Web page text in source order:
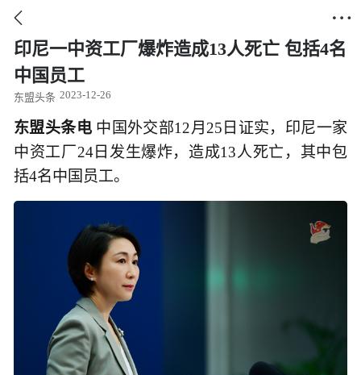
 
印尼一中资工厂爆炸造成13人死亡 包括4名
中国员工
东盟头条 2023-12-26
东盟头条电 中国外交部12月25日证实，印尼一家
中资工厂24日发生爆炸，造成13人死亡，其中包
括4名中国员工。